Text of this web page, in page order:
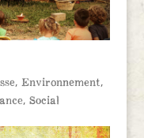
, Environnement,
, Social